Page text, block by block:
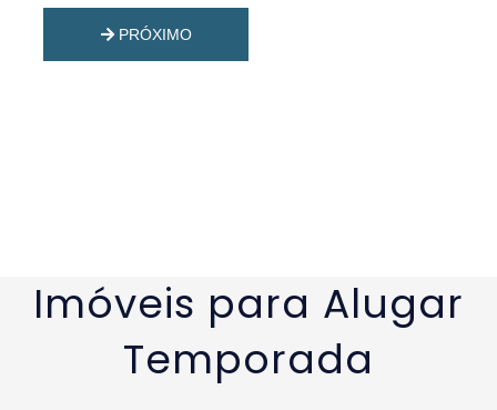
PRÓXIMO
Imóveis para Alugar
Temporada